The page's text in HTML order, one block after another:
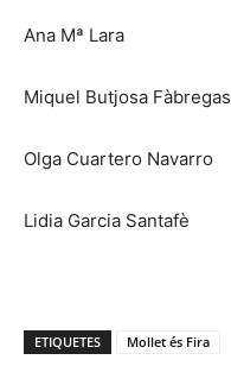
Ana Mª Lara
Miquel Butjosa Fàbregas
Olga Cuartero Navarro
Lidia Garcia Santafè
ETIQUETES Mollet és Fira